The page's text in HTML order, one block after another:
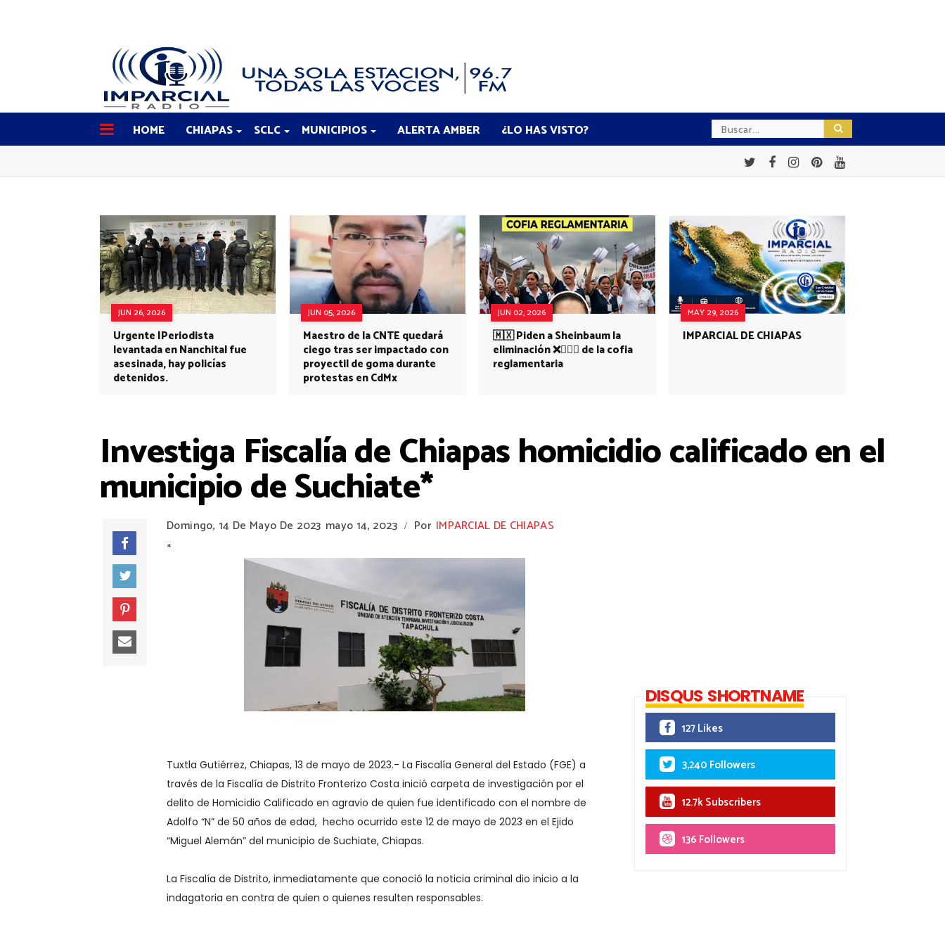
HOME CHIAPAS SCLC MUNICIPIOS ALERTA AMBER ¿LO HAS VISTO?
JUN 26, 2026
Urgente |Periodista
levantada en Nanchital fue
asesinada, hay policías
detenidos.
JUN 05, 2026
Maestro de la CNTE quedará
ciego tras ser impactado con
proyectil de goma durante
protestas en CdMx
JUN 02, 2026
🇲🇽 Piden a Sheinbaum la
eliminación ❌👩🏻‍⚕️ de la cofia
reglamentaria
MAY 29, 2026
IMPARCIAL DE CHIAPAS
Investiga Fiscalía de Chiapas homicidio calificado en el
municipio de Suchiate*
Domingo, 14 De Mayo De 2023 mayo 14, 2023 / Por IMPARCIAL DE CHIAPAS
*
Tuxtla Gutiérrez, Chiapas, 13 de mayo de 2023.- La Fiscalía General del Estado (FGE) a
través de la Fiscalía de Distrito Fronterizo Costa inició carpeta de investigación por el
delito de Homicidio Calificado en agravio de quien fue identificado con el nombre de
Adolfo “N” de 50 años de edad, hecho ocurrido este 12 de mayo de 2023 en el Ejido
“Miguel Alemán” del municipio de Suchiate, Chiapas.
La Fiscalía de Distrito, inmediatamente que conoció la noticia criminal dio inicio a la
indagatoria en contra de quien o quienes resulten responsables.
DISQUS SHORTNAME
127 Likes
3,240 Followers
12.7k Subscribers
136 Followers